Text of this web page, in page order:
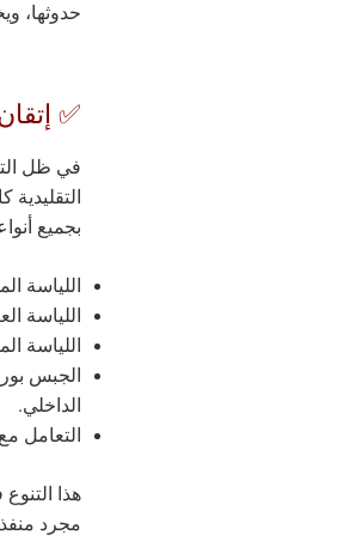
حدوثها،
✅
في ظل
بجميع
اللياسة
اللياسة
اللياسة
الجبس
الداخلي.
التعامل
هذا
مجرد